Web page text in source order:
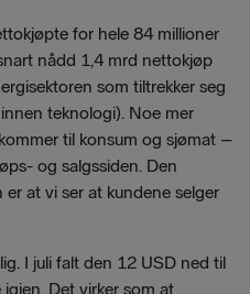
for hele 84 millioner
nådd 1,4 mrd nettokjøp
som tiltrekker seg
teknologi). Noe mer
til konsum og sjømat –
og salgssiden. Den
at vi ser at kundene selger
I juli falt den 12 USD ned til
Det virker som at